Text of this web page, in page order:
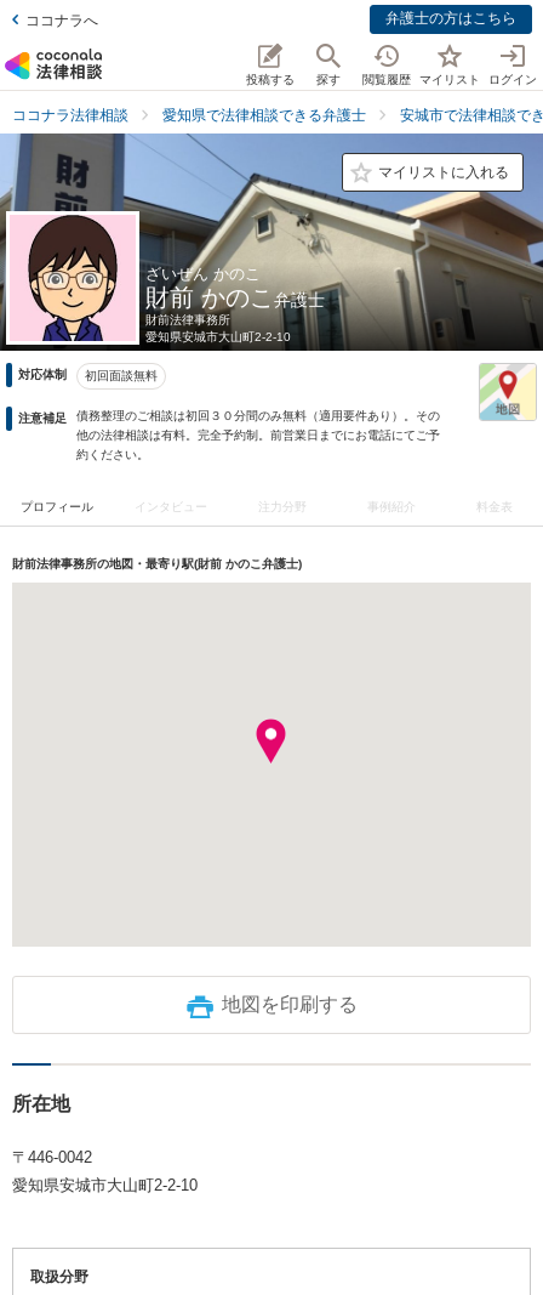
ココナラへ 弁護士の方はこちら
投稿する 探す 閲覧履歴 マイリスト ログイン
ココナラ法律相談 愛知県で法律相談できる弁護士 安城市で法律相談で
マイリストに入れる
ざいぜん かのこ
財前 かのこ弁護士
財前法律事務所
愛知県安城市大山町2-2-10
対応体制 初回面談無料
注意補足
債務整理のご相談は初回３０分間のみ無料（適用要件あり）。その
他の法律相談は有料。完全予約制。前営業日までにお電話にてご予
約ください。
プロフィール インタビュー 注力分野 事例紹介 料金表
財前法律事務所の地図・最寄り駅(財前 かのこ弁護士)
地図を印刷する
所在地
〒446-0042
愛知県安城市大山町2-2-10
取扱分野